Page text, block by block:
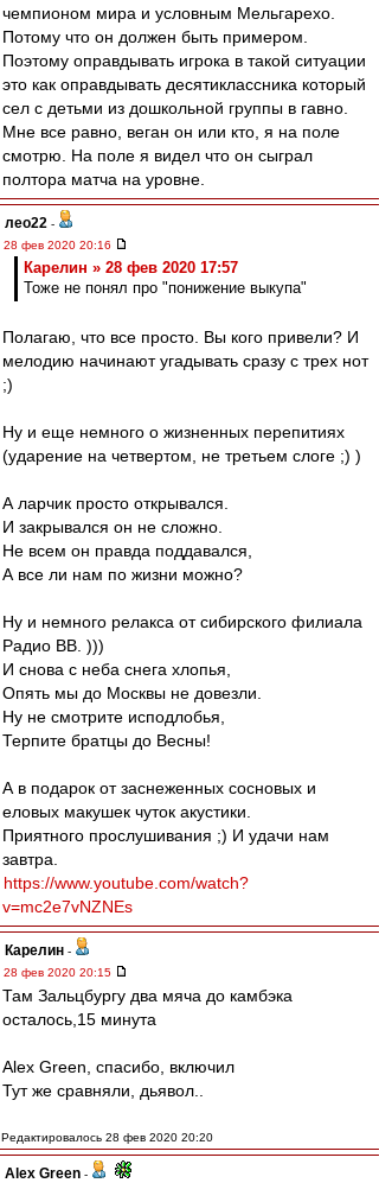
чемпионом мира и условным Мельгарехо.
Потому что он должен быть примером.
Поэтому оправдывать игрока в такой ситуации
это как оправдывать десятиклассника который
сел с детьми из дошкольной группы в гавно.
Мне все равно, веган он или кто, я на поле
смотрю. На поле я видел что он сыграл
полтора матча на уровне.
лео22 -
28 фев 2020 20:16
Карелин » 28 фев 2020 17:57
Тоже не понял про "понижение выкупа"
Полагаю, что все просто. Вы кого привели? И
мелодию начинают угадывать сразу с трех нот
;)
Ну и еще немного о жизненных перепитиях
(ударение на четвертом, не третьем слоге ;) )
А ларчик просто открывался.
И закрывался он не сложно.
Не всем он правда поддавался,
А все ли нам по жизни можно?
Ну и немного релакса от сибирского филиала
Радио ВВ. )))
И снова с неба снега хлопья,
Опять мы до Москвы не довезли.
Ну не смотрите исподлобья,
Терпите братцы до Весны!
А в подарок от заснеженных сосновых и
еловых макушек чуток акустики.
Приятного прослушивания ;) И удачи нам
завтра.
https://www.youtube.com/watch?
v=mc2e7vNZNEs
Карелин -
28 фев 2020 20:15
Там Зальцбургу два мяча до камбэка
осталось,15 минута
Alex Green, спасибо, включил
Тут же сравняли, дьявол..
Редактировалось 28 фев 2020 20:20
Alex Green -